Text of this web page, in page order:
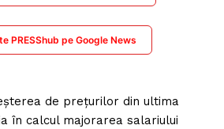
PRESShub pe Google News
de prețurilor din ultima
în calcul majorarea salariului